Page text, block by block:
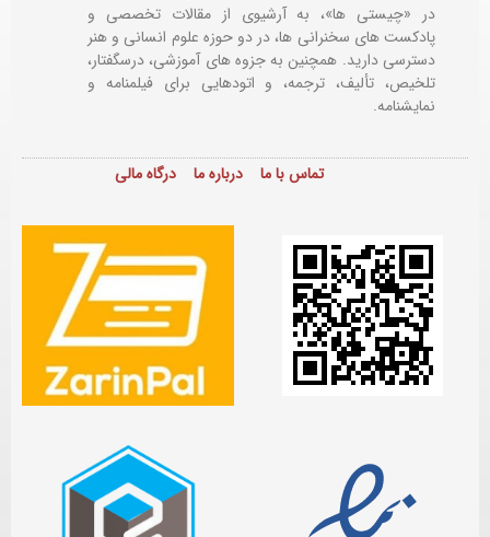
در «چیستی ها»، به آرشیوی از مقالات تخصصی و
پادکست های سخنرانی ها، در دو حوزه علوم انسانی و هنر
دسترسی دارید. همچنین به جزوه های آموزشی، درسگفتار،
تلخیص، تألیف، ترجمه، و اتودهایی برایفیلمنامه و
نمایشنامه.
تماس با ما درباره ما درگاه مالی